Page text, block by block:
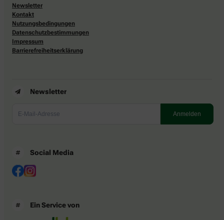
Newsletter
Kontakt
Nutzungsbedingungen
Datenschutzbestimmungen
Impressum
Barrierefreiheitserklärung
Newsletter
Social Media
Ein Service von